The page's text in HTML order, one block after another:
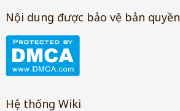
Nội dung được bảo vệ bản quyền
Hệ thống Wiki